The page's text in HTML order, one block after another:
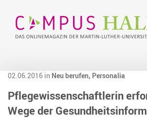
02.06.2016 in Neu berufen, Personalia
Pflegewissenschaftlerin
Wege der